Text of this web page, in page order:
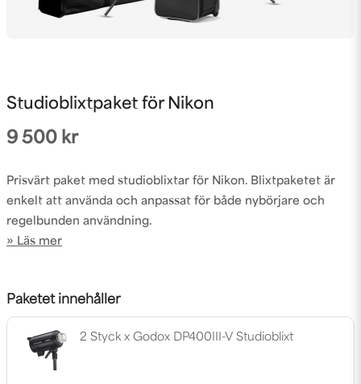
Studioblixtpaket för Nikon
9 500 kr
Prisvärt paket med studioblixtar för Nikon. Blixtpaketet är
enkelt att använda och anpassat för både nybörjare och
regelbunden användning.
Läs mer
Paketet innehåller
2 Styck x Godox DP400III-V Studioblixt